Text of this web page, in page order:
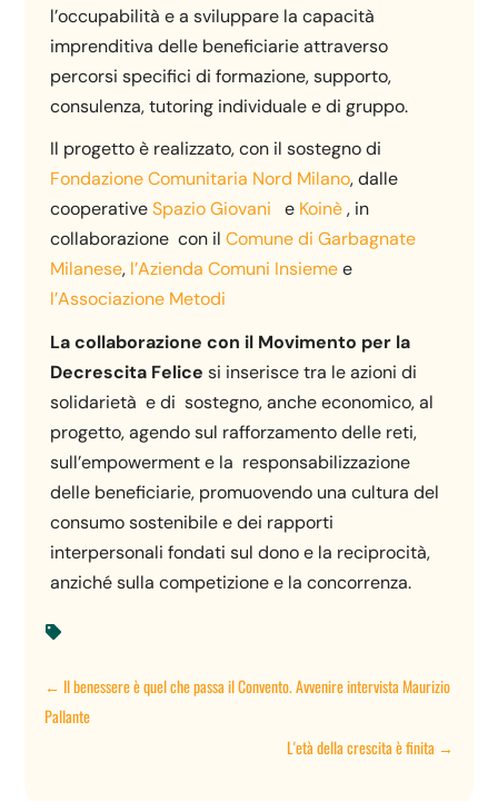
l’occupabilità e a sviluppare la capacità
imprenditiva delle beneficiarie attraverso
percorsi specifici di formazione, supporto,
consulenza, tutoring individuale e di gruppo.
Il progetto è realizzato, con il sostegno di
Fondazione Comunitaria Nord Milano, dalle
cooperativeSpazio Giovani e Koinè, in
collaborazione con ilComune di Garbagnate
Milanese, l’Azienda Comuni Insiemee
l’Associazione Metodi
La collaborazione con il Movimento per la
Decrescita Felice si inserisce tra le azioni di
solidarietà e di sostegno, anche economico, al
progetto, agendo sul rafforzamento delle reti,
sull’empowerment e la responsabilizzazione
delle beneficiarie, promuovendo una cultura del
consumo sostenibile e dei rapporti
interpersonali fondati sul dono e la reciprocità,
anziché sulla competizione e la concorrenza.

← Il benessere è quel che passa il Convento. Avvenire intervista Maurizio
Pallante
L'età della crescita è finita →